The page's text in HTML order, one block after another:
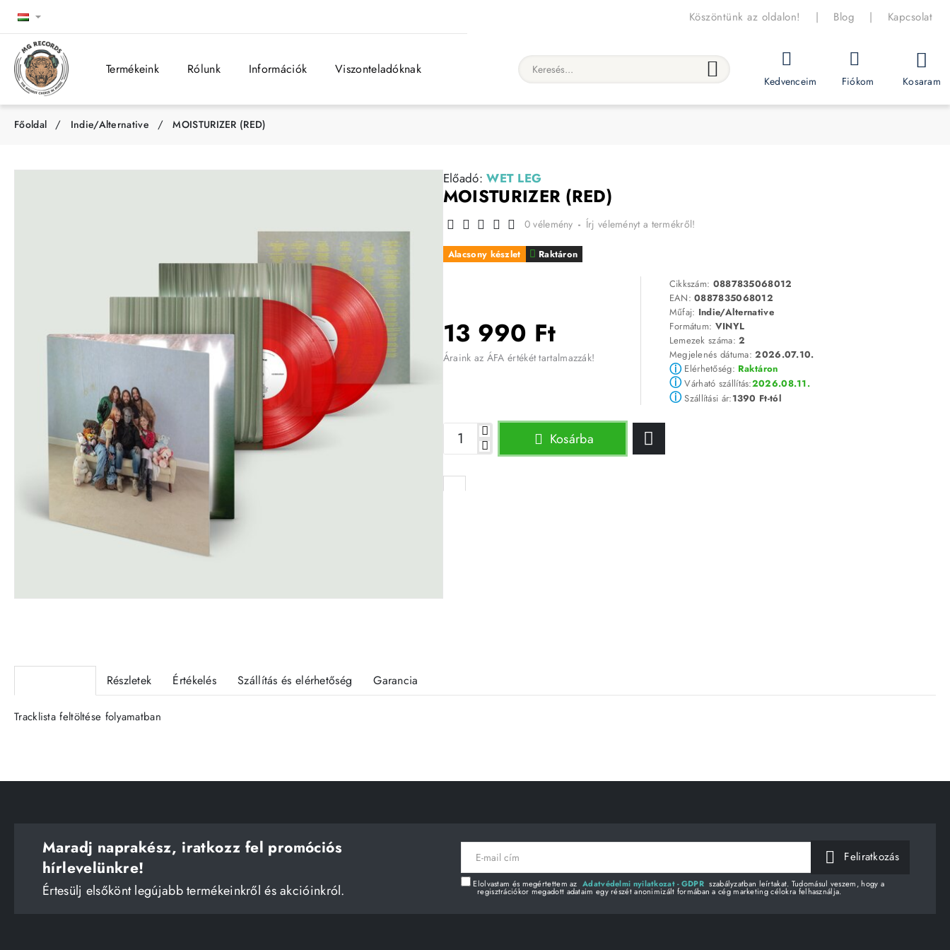
Köszöntünk az oldalon! | Blog | Kapcsolat
Termékeink Rólunk Információk Viszonteladóknak Keresés...
Kedvenceim Fiókom Kosaram
Indie/Alternative MOISTURIZER (RED)
Előadó:WET LEG
MOISTURIZER (RED)
Raktáron
Alacsony készlet
0 vélemény - Írj véleményt a termékről!
13 990 Ft
Áraink az ÁFA értékét tartalmazzák!
Cikkszám: 0887835068012
EAN:0887835068012
Műfaj: Indie/Alternative
Formátum: VINYL
Lemezek száma:2
Megjelenés dátuma:2026.07.10.
ⓘElérhetőség: Raktáron
ⓘVárható szállítás:2026.08.11.
ⓘSzállítási ár:1390 Ft-tól
Kosárba
Részletek Értékelés Szállítás és elérhetőség Garancia
Tracklista feltöltése folyamatban
Maradj naprakész, iratkozz fel promóciós
hírlevelünkre!
Értesülj elsőkönt legújabb termékeinkről és akcióinkról.
E-
mail Feliratkozás
Elolvastam és megértettem az Adatvédelmi nyilatkozat - GDPR szabályzatban leírtakat. Tudomásul veszem, hogy a
regisztrációkor megadott adataim egy részét anonimizált formában a cég marketing célokra felhasználja.